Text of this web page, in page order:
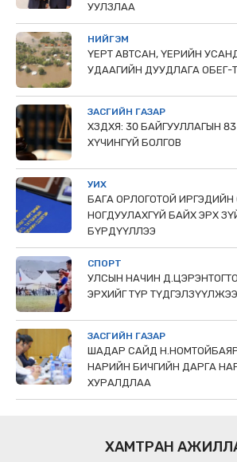
УУЛЗЛАА
НИЙГЭМ
ҮЕРТ АВТСАН, ҮЕРИЙН
УДААГИЙН ДУУДЛАГА ОБЕГ-
ЗАСГИЙН ГАЗАР
ХЗДХЯ: 30 БАЙГУУЛЛАГЫН
ХҮЧИНГҮЙ БОЛГОВ
УИХ
БАГА ОРЛОГОТОЙ ИРГЭДИЙН
НОГДУУЛАХГҮЙ БАЙХ ЭРХ
БҮРДҮҮЛЛЭЭ
СПОРТ
УЛСЫН НАЧИН
ЭРХИЙГ ТҮР ТҮДГЭЛЗҮҮЛЖЭЭ
ЗАСГИЙН ГАЗАР
ШАДАР САЙД
НАРИЙН БИЧГИЙН ДАРГА
ХУРАЛДЛАА
ХАМТРАН